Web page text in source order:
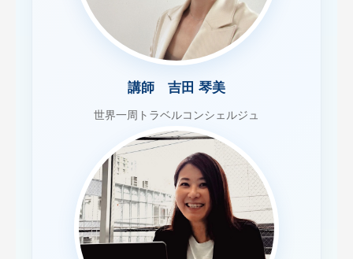
講師 吉田 琴美
世界一周トラベルコンシェルジュ